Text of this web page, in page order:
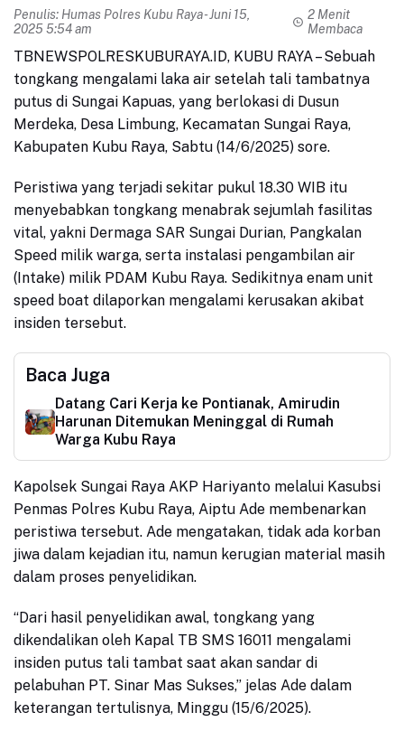
Penulis: Humas Polres Kubu Raya- Juni 15,
2025 5:54 am
2 Menit
Membaca
TBNEWSPOLRESKUBURAYA.ID, KUBU RAYA – Sebuah
tongkang mengalami laka air setelah tali tambatnya
putus di Sungai Kapuas, yang berlokasi di Dusun
Merdeka, Desa Limbung, Kecamatan Sungai Raya,
Kabupaten Kubu Raya, Sabtu (14/6/2025) sore.
Peristiwa yang terjadi sekitar pukul 18.30 WIB itu
menyebabkan tongkang menabrak sejumlah fasilitas
vital, yakni Dermaga SAR Sungai Durian, Pangkalan
Speed milik warga, serta instalasi pengambilan air
(Intake) milik PDAM Kubu Raya. Sedikitnya enam unit
speed boat dilaporkan mengalami kerusakan akibat
insiden tersebut.
Baca Juga
Datang Cari Kerja ke Pontianak, Amirudin
Harunan Ditemukan Meninggal di Rumah
Warga Kubu Raya
Kapolsek Sungai Raya AKP Hariyanto melalui Kasubsi
Penmas Polres Kubu Raya, Aiptu Ade membenarkan
peristiwa tersebut. Ade mengatakan, tidak ada korban
jiwa dalam kejadian itu, namun kerugian material masih
dalam proses penyelidikan.
“Dari hasil penyelidikan awal, tongkang yang
dikendalikan oleh Kapal TB SMS 16011 mengalami
insiden putus tali tambat saat akan sandar di
pelabuhan PT. Sinar Mas Sukses,” jelas Ade dalam
keterangan tertulisnya, Minggu (15/6/2025).